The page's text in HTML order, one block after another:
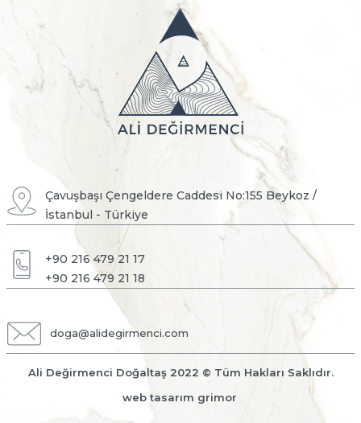
Çavuşbaşı Çengeldere Caddesi No:155 Beykoz /
İstanbul - Türkiye
+90 216 479 21 17
+90 216 479 21 18
doga@alidegirmenci.com
Ali Değirmenci Doğaltaş 2022 © Tüm Hakları Saklıdır.
web tasarım grimor